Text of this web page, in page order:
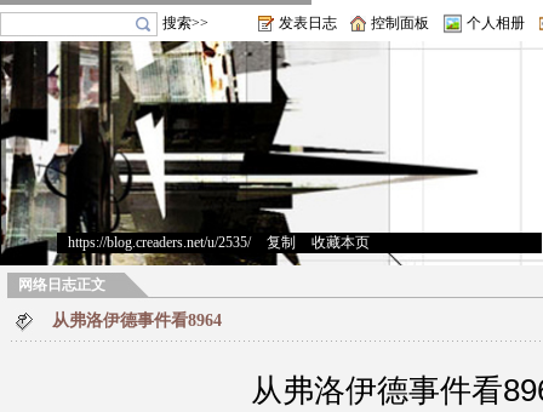
搜索>> 发表日志 控制面板 个人相册
https://blog.creaders.net/u/2535/> 复制 收藏本页
网络日志正文
从弗洛伊德事件看8964
从弗洛伊德事件看